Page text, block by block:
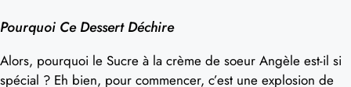
Pourquoi Ce Dessert Déchire
Alors, pourquoi le Sucre à la crème de soeur Angèle est-il si
spécial ? Eh bien, pour commencer, c’est une explosion de